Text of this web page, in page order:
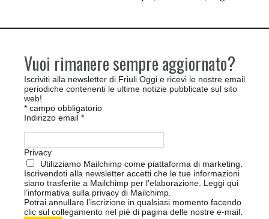
Vuoi rimanere sempre aggiornato?
Iscriviti alla newsletter di Friuli Oggi e ricevi le nostre email
periodiche contenenti le ultime notizie pubblicate sul sito
web!
* campo obbligatorio
Indirizzo email *
Privacy
Utilizziamo Mailchimp come piattaforma di marketing.
Iscrivendoti alla newsletter accetti che le tue informazioni
siano trasferite a Mailchimp per l’elaborazione. Leggi qui
l’informativa sulla privacy di Mailchimp
Potrai annullare l’iscrizione in qualsiasi momento facendo
clic sul collegamento nel piè di pagina delle nostre e-mail.